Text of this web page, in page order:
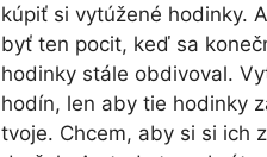
kúpiť si vytúžené hodinky.
byť ten pocit, keď sa
hodinky stále obdivoval.
hodín, len aby tie hodinky
tvoje. Chcem, aby si si ich